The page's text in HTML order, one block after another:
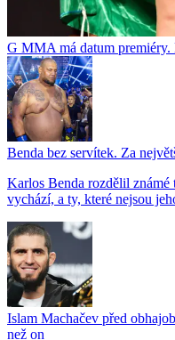
G MMA má datum
Benda bez servítek. Za
Karlos Benda rozdělil známé
vychází, a ty, které nejsou
Islam Machačev před
než on